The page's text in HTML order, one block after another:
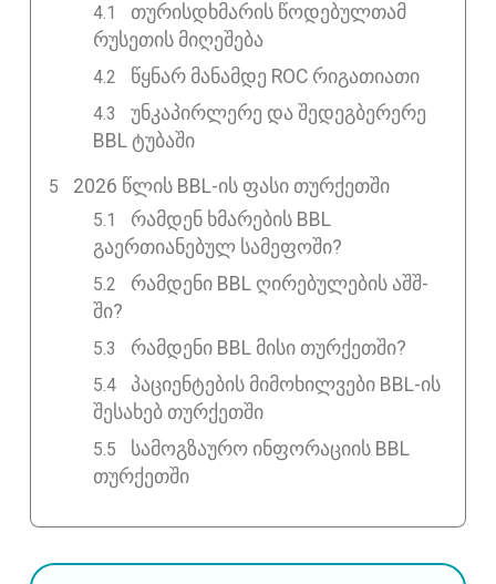
თურისდხმარის წოდებულთამ
რუსეთის მიღეშება
წყნარ მანამდე ROC რიგათიათი
უნკაპირლერე და შედეგბერერე
BBL ტუბაში
2026 ᲬᲚᲘᲡ BBL-ᲘᲡ ᲤᲐᲡᲘ ᲗᲣᲠᲥᲔᲗᲨᲘ
რამდენ ხმარების BBL
გაერთიანებულ სამეფოში?
რამდენი BBL ღირებულების აშშ-
ში?
რამდენი BBL მისი თურქეთში?
პაციენტების მიმოხილვები BBL-ის
შესახებ თურქეთში
სამოგზაურო ინფორაციის BBL
თურქეთში